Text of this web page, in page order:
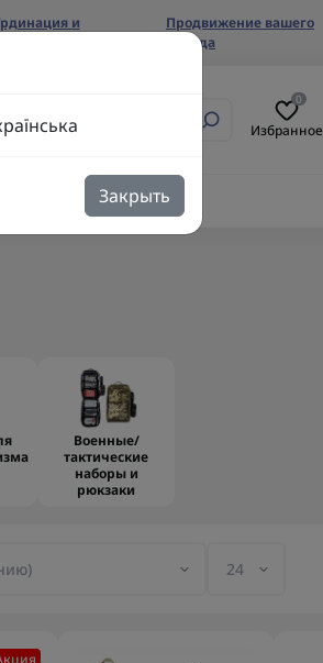
и
Продвижение вашего
бренда
0
Избранное
Закрыть
Военные/
тактические
наборы и
рюкзаки